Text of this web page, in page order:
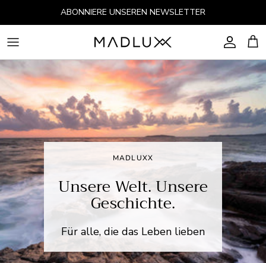
Direkt zum InhaltABONNIERE UNSEREN NEWSLETTER
Konto
MADLUXX
Unsere Welt. Unsere
Geschichte.
Für alle, die das Leben lieben